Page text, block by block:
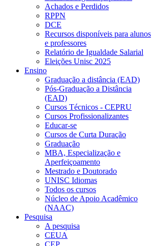
Achados e Perdidos
RPPN
DCE
Recursos disponíveis para alunos
e professores
Relatório de Igualdade Salarial
Eleições Unisc 2025
Ensino
Graduação a distância (EAD)
Pós-Graduação a Distância
(EAD)
Cursos Técnicos - CEPRU
Cursos Profissionalizantes
Educar-se
Cursos de Curta Duração
Graduação
MBA, Especialização e
Aperfeiçoamento
Mestrado e Doutorado
UNISC Idiomas
Todos os cursos
Núcleo de Apoio Acadêmico
(NAAC)
Pesquisa
A pesquisa
CEUA
CEP